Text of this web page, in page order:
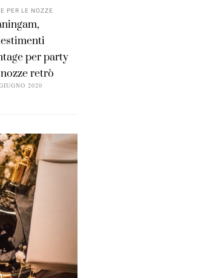
PER LE NOZZE
per party
retrò
2020